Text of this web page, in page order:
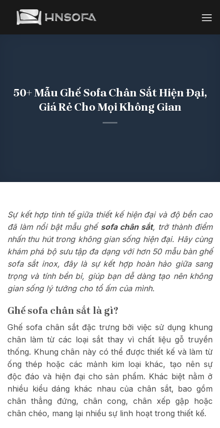
50+ Mẫu Ghế Sofa Chân Sắt Hiện Đại,
Giá Rẻ Cho Mọi Không Gian
Sự kết hợp tinh tế giữa thiết kế hiện đại và độ bền cao
đã làm nổi bật mẫu ghế sofa chân sắt, trở thành điểm
nhấn thu hút trong không gian sống hiện đại. Hãy cùng
khám phá bộ sưu tập đa dạng với hơn 50 mẫu bàn ghế
sofa sắt inox, đây là sự kết hợp hoàn hảo giữa sang
trọng và tính bền bỉ, giúp bạn dễ dàng tạo nên không
gian sống lý tưởng cho tổ ấm của mình.
Ghế sofa chân sắt là gì?
Ghế sofa chân sắt đặc trưng bởi việc sử dụng khung
chân làm từ các loại sắt thay vì chất liệu gỗ truyền
thống. Khung chân này có thể được thiết kế và làm từ
ống thép hoặc các mảnh kim loại khác, tạo nên sự
độc đáo và hiện đại cho sản phẩm. Khác biệt nằm ở
nhiều kiểu dáng khác nhau của chân sắt, bao gồm
chân thẳng đứng, chân cong, chân xếp gập hoặc
chân chéo, mang lại nhiều sự linh hoạt trong thiết kế.